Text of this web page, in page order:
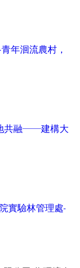
年洄流農村，
共融──建構大
實驗林管理處-